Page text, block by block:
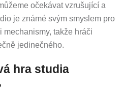
očekávat vzrušující a
je známé svým smyslem pro
takže hráči
jedinečného.
hra studia